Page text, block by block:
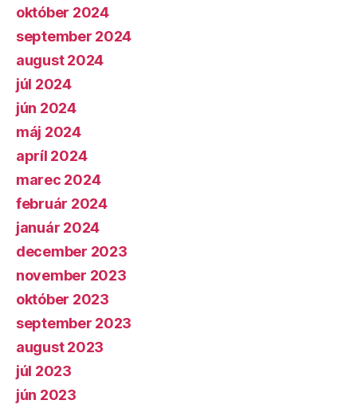
október 2024
september 2024
august 2024
júl 2024
jún 2024
máj 2024
apríl 2024
marec 2024
február 2024
január 2024
december 2023
november 2023
október 2023
september 2023
august 2023
júl 2023
jún 2023